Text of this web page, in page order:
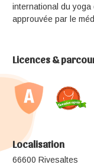
international du
approuvée par le
Licences &
Localisation
66600 Rivesaltes